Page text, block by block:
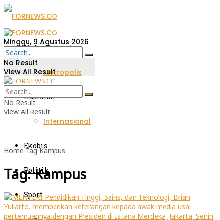
Metro Sumsel
Metropolis
Nasional
Internasional
Ekobis
Politik
Sport
Minggu, 9 Agustus 2026
No Result
View All Result
No Result
View All Result
Home Tag Kampus
Tag:Kampus